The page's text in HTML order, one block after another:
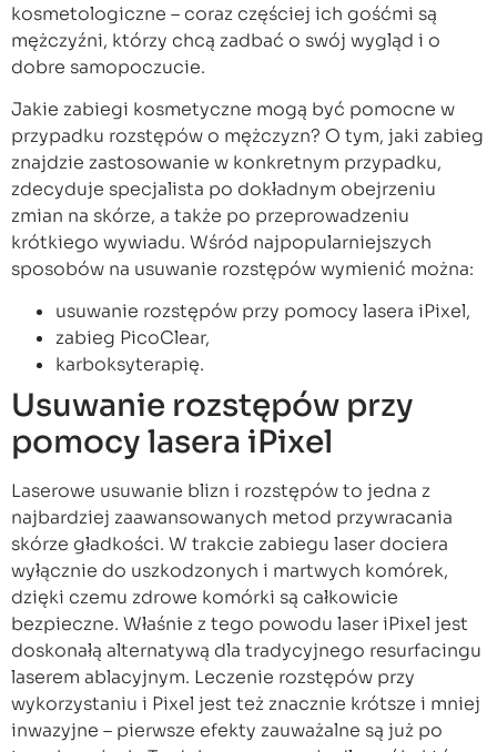
kosmetologiczne – coraz częściej ich gośćmi są
mężczyźni, którzy chcą zadbać o swój wygląd i o
dobre samopoczucie.
Jakie zabiegi kosmetyczne mogą być pomocne w
przypadku rozstępów o mężczyzn? O tym, jaki zabieg
znajdzie zastosowanie w konkretnym przypadku,
zdecyduje specjalista po dokładnym obejrzeniu
zmian na skórze, a także po przeprowadzeniu
krótkiego wywiadu. Wśród najpopularniejszych
sposobów na usuwanie rozstępów wymienić można:
usuwanie rozstępów przy pomocy lasera iPixel,
zabieg PicoClear,
karboksyterapię.
Usuwanie rozstępów przy
pomocy lasera iPixel
Laserowe usuwanie blizn i rozstępów to jedna z
najbardziej zaawansowanych metod przywracania
skórze gładkości. W trakcie zabiegu laser dociera
wyłącznie do uszkodzonych i martwych komórek,
dzięki czemu zdrowe komórki są całkowicie
bezpieczne. Właśnie z tego powodu laser iPixel jest
doskonałą alternatywą dla tradycyjnego resurfacingu
laserem ablacyjnym. Leczenie rozstępów przy
wykorzystaniu i Pixel jest też znacznie krótsze i mniej
inwazyjne – pierwsze efekty zauważalne są już po